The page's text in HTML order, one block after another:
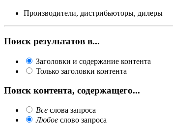
Производители, дистрибьюторы, дилеры
Поиск результатов в...
Заголовки и содержание контента
Только заголовки контента
Поиск контента, содержащего...
Все слова запроса
Любое слово запроса